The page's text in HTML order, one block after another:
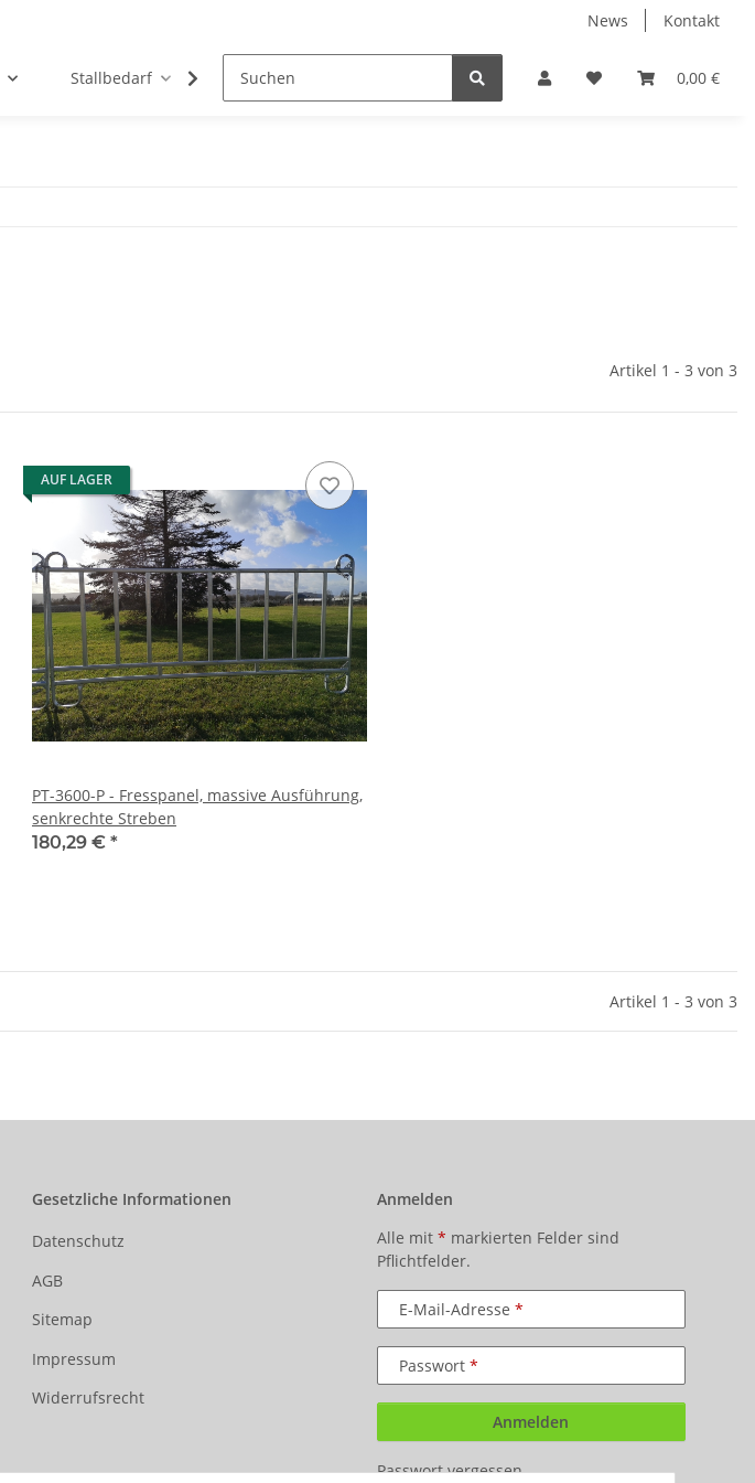
News Kontakt
0,00 €
Stallbedarf Holz/ Holzpelletts Jansen Produkte fertig montiert
Artikel 1 - 3 von 3
AUF LAGER
PT-3600-P - Fresspanel, massive Ausführung,
senkrechte Streben
180,29 € *
Artikel 1 - 3 von 3
Gesetzliche Informationen
Datenschutz
AGB
Sitemap
Impressum
Widerrufsrecht
Anmelden
Alle mit * markierten Felder sind
Pflichtfelder.
E-Mail-Adresse
Passwort
Anmelden
Passwort vergessen